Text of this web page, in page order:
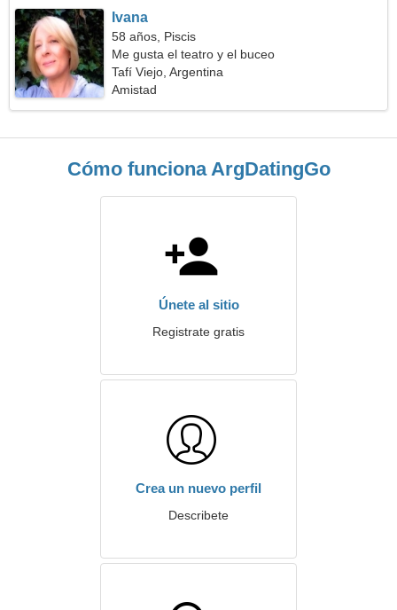
Ivana
58 años, Piscis
Me gusta el teatro y el buceo
Tafí Viejo, Argentina
Amistad
Cómo funciona ArgDatingGo
Únete al sitio
Registrate gratis
Crea un nuevo perfil
Describete